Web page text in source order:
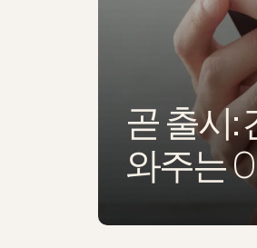
곧 출시:
와주는